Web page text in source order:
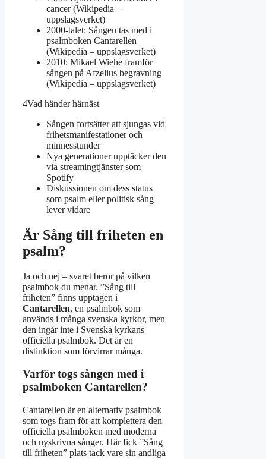
cancer (Wikipedia –
uppslagsverket)
2000-talet: Sången tas med i
psalmboken Cantarellen
(Wikipedia – uppslagsverket)
2010: Mikael Wiehe framför
sången på Afzelius begravning
(Wikipedia – uppslagsverket)
4Vad händer härnäst
Sången fortsätter att sjungas vid
frihetsmanifestationer och
minnesstunder
Nya generationer upptäcker den
via streamingtjänster som
Spotify
Diskussionen om dess status
som psalm eller politisk sång
lever vidare
Är Sång till friheten en
psalm?
Ja och nej – svaret beror på vilken
psalmbok du menar. ”Sång till
friheten” finns upptagen i
Cantarellen, en psalmbok som
används i många svenska kyrkor, men
den ingår inte i Svenska kyrkans
officiella psalmbok. Det är en
distinktion som förvirrar många.
Varför togs sången med i
psalmboken Cantarellen?
Cantarellen är en alternativ psalmbok
som togs fram för att komplettera den
officiella psalmboken med moderna
och nyskrivna sånger. Här fick ”Sång
till friheten” plats tack vare sin andliga